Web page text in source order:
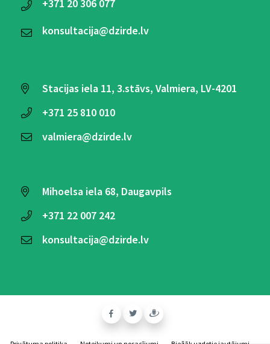
+371 20 306 077
konsultacija@dzirde.lv
Stacijas iela 11, 3.stāvs, Valmiera, LV-4201
+371 25 810 010
valmiera@dzirde.lv
Mihoelsa iela 68, Daugavpils
+371 22 007 242
konsultacija@dzirde.lv